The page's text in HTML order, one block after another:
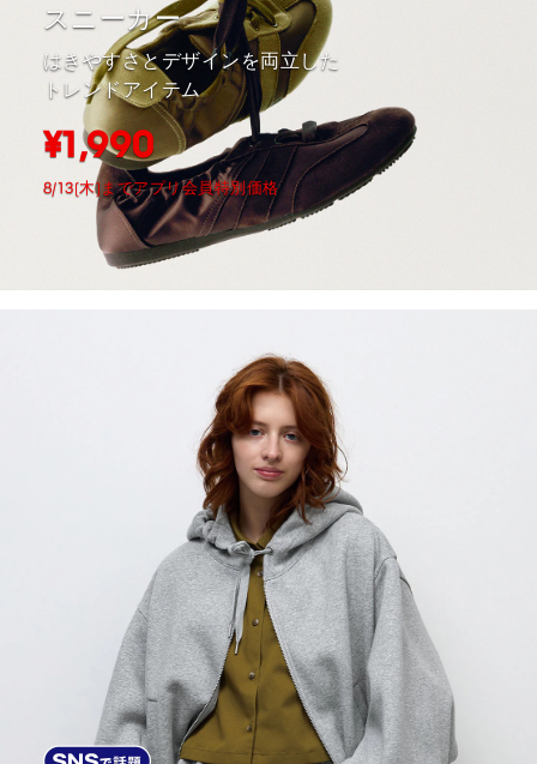
スニーカー
はきやすさとデザインを両立した
トレンドアイテム
¥1,990
8/13(木)までアプリ会員特別価格